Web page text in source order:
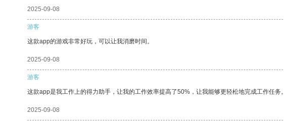
2025-09-08
游客
这款app的游戏非常好玩，可以让我消磨时间。
2025-09-08
游客
这款app是我工作上的得力助手，让我的工作效率提高了50%，让我能够更轻松地完成工作任务。
2025-09-08